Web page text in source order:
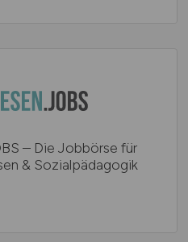
– Die Jobbörse für
& Sozialpädagogik